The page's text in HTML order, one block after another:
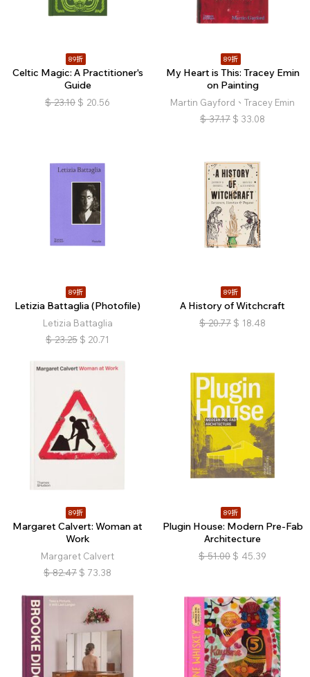
89折
Celtic Magic: A Practitioner's
Guide
$ 23.10 $ 20.56
89折
My Heart is This: Tracey Emin
on Painting
Martin Gayford、Tracey Emin
$ 37.17 $ 33.08
89折
Letizia Battaglia (Photofile)
Letizia Battaglia
$ 23.25 $ 20.71
89折
A History of Witchcraft
$ 20.77 $ 18.48
89折
Margaret Calvert: Woman at
Work
Margaret Calvert
$ 82.47 $ 73.38
89折
Plugin House: Modern Pre-Fab
Architecture
$ 51.00 $ 45.39